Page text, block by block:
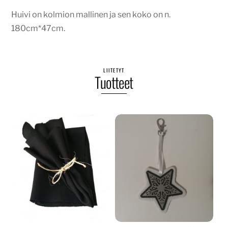
Huivi on kolmion mallinen ja sen koko on n.
180cm*47cm.
LIITETYT
Tuotteet